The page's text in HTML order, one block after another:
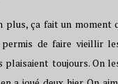
plus, ça fait un moment
de faire vieillir
plaisaient toujours. On